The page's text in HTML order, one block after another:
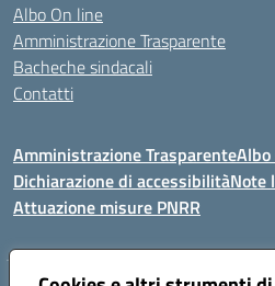
Albo On line
Amministrazione Trasparente
Bacheche sindacali
Contatti
Amministrazione Trasparente
Dichiarazione di accessibilitàNote
Attuazione misure PNRR